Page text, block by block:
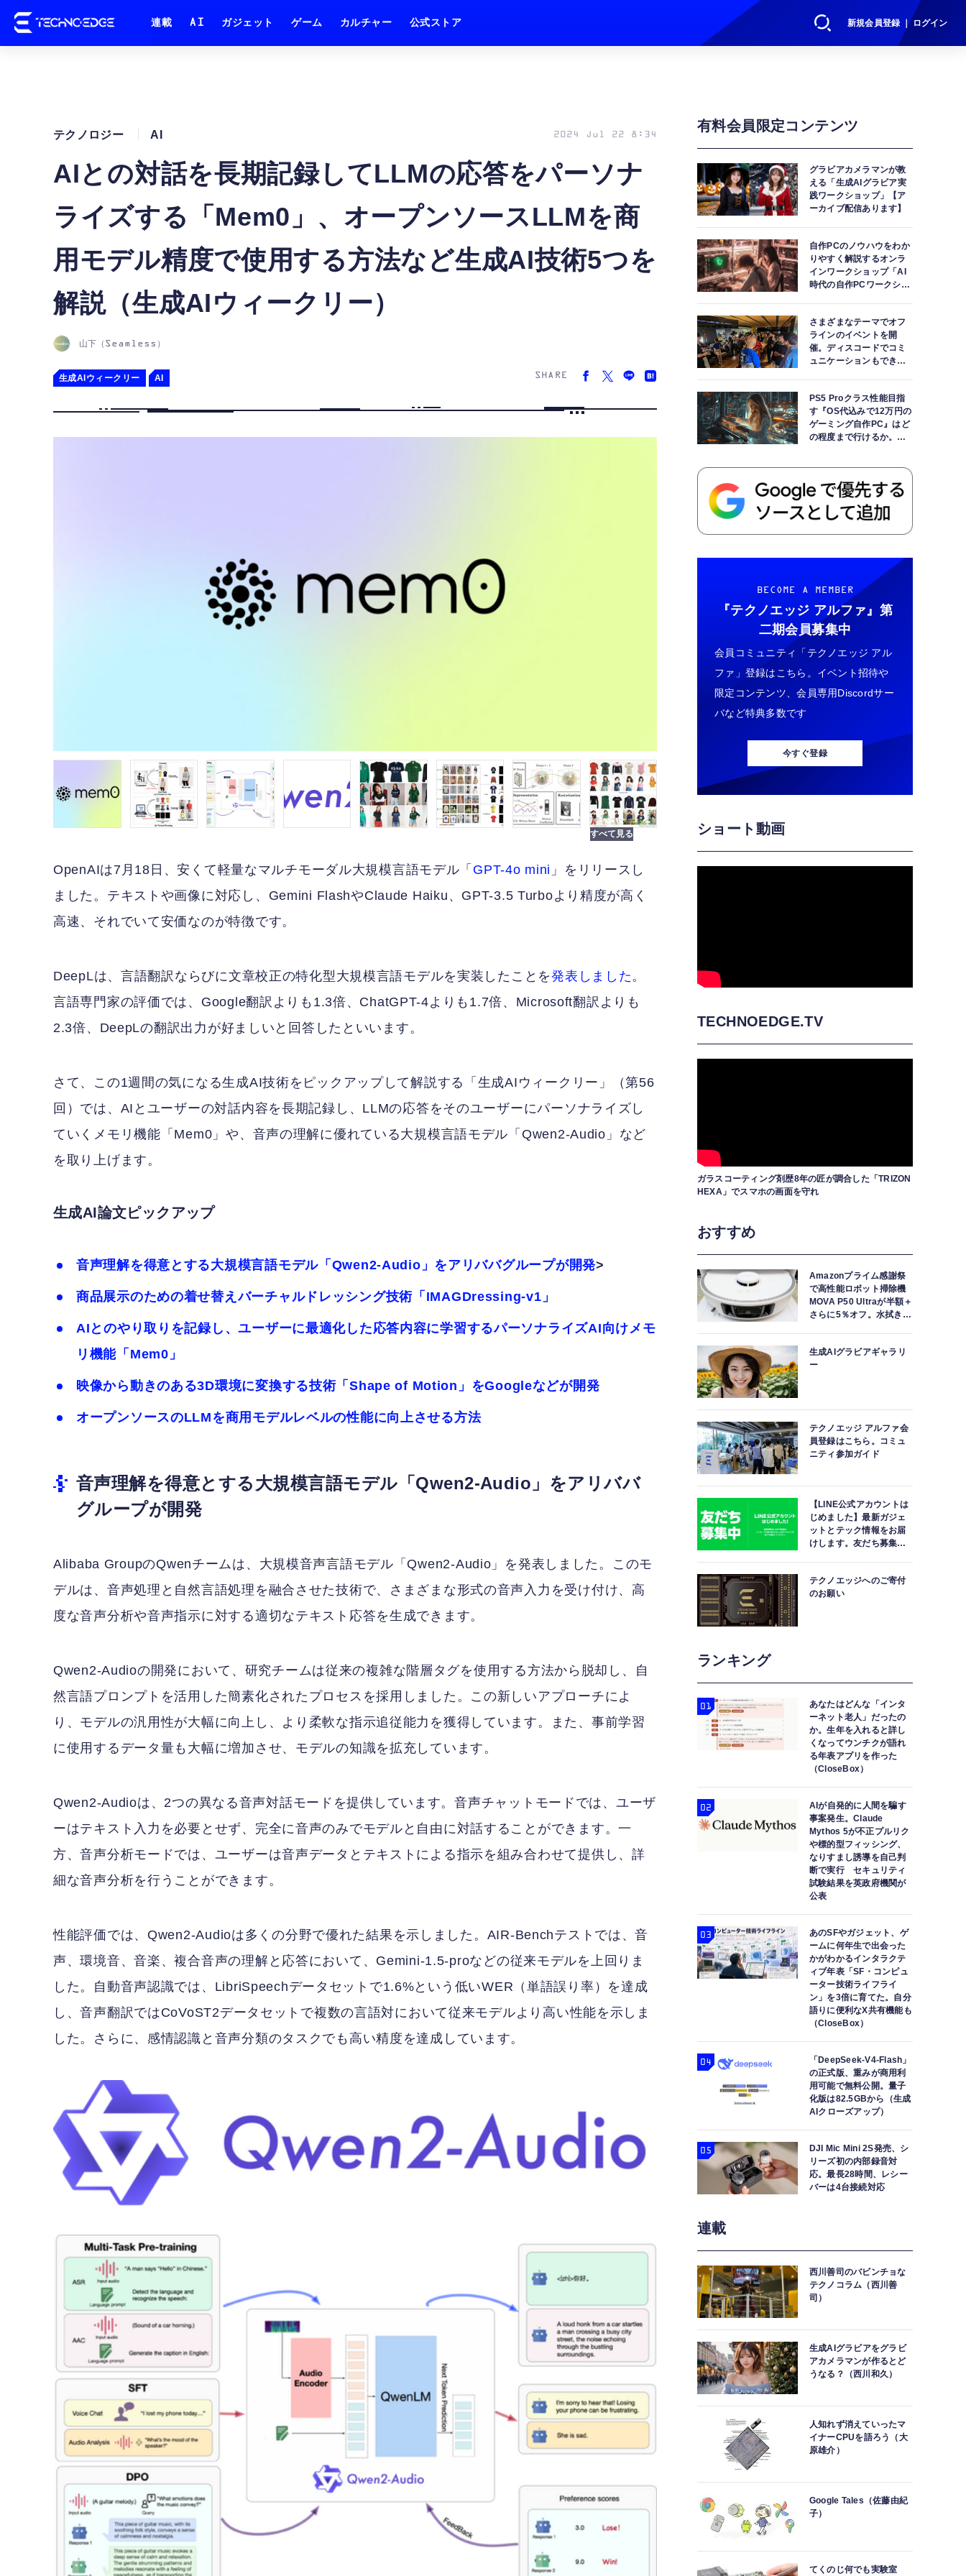
新規会員登録 ｜ ログイン
連載 AI ガジェット ゲーム カルチャー 公式ストア
AIとの対話を長期記録してLLMの応答をパーソナ
ライズする「Mem0」、オープンソースLLMを商
用モデル精度で使用する方法など生成AI技術5つを
解説（生成AIウィークリー）
テクノロジー AI 2024 Jul 22 8:34
山下（Seamless）
生成AIウィークリー AI SHARE
OpenAIは7月18日、安くて軽量なマルチモーダル大規模言語モデル「 GPT-4o mini 」をリリースし
ました。テキストや画像に対応し、Gemini FlashやClaude Haiku、GPT-3.5 Turboより精度が高く
高速、それでいて安価なのが特徴です。
DeepLは、言語翻訳ならびに文章校正の特化型大規模言語モデルを実装したことを発表しました。
言語専門家の評価では、Google翻訳よりも1.3倍、ChatGPT-4よりも1.7倍、Microsoft翻訳よりも
2.3倍、DeepLの翻訳出力が好ましいと回答したといいます。
さて、この1週間の気になる生成AI技術をピックアップして解説する「生成AIウィークリー」（第56
回）では、AIとユーザーの対話内容を長期記録し、LLMの応答をそのユーザーにパーソナライズし
ていくメモリ機能「Mem0」や、音声の理解に優れている大規模言語モデル「Qwen2-Audio」など
を取り上げます。
生成AI論文ピックアップ
音声理解を得意とする大規模言語モデル「Qwen2-Audio」をアリババグループが開発>
商品展示のための着せ替えバーチャルドレッシング技術「IMAGDressing-v1」
AIとのやり取りを記録し、ユーザーに最適化した応答内容に学習するパーソナライズAI向けメモ
リ機能「Mem0」
映像から動きのある3D環境に変換する技術「Shape of Motion」をGoogleなどが開発
オープンソースのLLMを商用モデルレベルの性能に向上させる方法
音声理解を得意とする大規模言語モデル「Qwen2-Audio」をアリババ
グループが開発
Alibaba GroupのQwenチームは、大規模音声言語モデル「Qwen2-Audio」を発表しました。このモ
デルは、音声処理と自然言語処理を融合させた技術で、さまざまな形式の音声入力を受け付け、高
度な音声分析や音声指示に対する適切なテキスト応答を生成できます。
Qwen2-Audioの開発において、研究チームは従来の複雑な階層タグを使用する方法から脱却し、自
然言語プロンプトを活用した簡素化されたプロセスを採用しました。この新しいアプローチによ
り、モデルの汎用性が大幅に向上し、より柔軟な指示追従能力を獲得しています。また、事前学習
に使用するデータ量も大幅に増加させ、モデルの知識を拡充しています。
Qwen2-Audioは、2つの異なる音声対話モードを提供しています。音声チャットモードでは、ユーザ
ーはテキスト入力を必要とせず、完全に音声のみでモデルと自由に対話することができます。一
方、音声分析モードでは、ユーザーは音声データとテキストによる指示を組み合わせて提供し、詳
細な音声分析を行うことができます。
性能評価では、Qwen2-Audioは多くの分野で優れた結果を示しました。AIR-Benchテストでは、音
声、環境音、音楽、複合音声の理解と応答において、Gemini-1.5-proなどの従来モデルを上回りま
した。自動音声認識では、LibriSpeechデータセットで1.6%という低いWER（単語誤り率）を達成
し、音声翻訳ではCoVoST2データセットで複数の言語対において従来モデルより高い性能を示しま
した。さらに、感情認識と音声分類のタスクでも高い精度を達成しています。
有料会員限定コンテンツ
グラビアカメラマンが教
える「生成AIグラビア実
践ワークショップ」【ア
ーカイブ配信あります】
自作PCのノウハウをわか
りやすく解説するオンラ
インワークショップ「AI
時代の自作PCワークショ
さまざまなテーマでオフ
ラインのイベントを開
催。ディスコードでコミ
ュニケーションもできま
PS5 Proクラス性能目指
す『OS代込みで12万円の
ゲーミング自作PC』はど
の程度まで行けるか。
BECOME A MEMBER
『テクノエッジ アルファ』 第
二期会員募集中
会員コミュニティ「テクノエッジ アル
ファ」登録はこちら。イベント招待や
限定コンテンツ、会員専用Discordサー
バなど特典多数です
今すぐ登録
ショート動画
TECHNOEDGE.TV
ガラスコーティング剤歴8年の匠が調合した「TRIZON
HEXA」でスマホの画面を守れ
おすすめ
Amazonプライム感謝祭
で高性能ロボット掃除機
MOVA P50 Ultraが半額＋
さらに5％オフ。水拭きモ
生成AIグラビアギャラリ
ー
テクノエッジ アルファ会
員登録はこちら。コミュ
ニティ参加ガイド
【LINE公式アカウントは
じめました】最新ガジェ
ットとテック情報をお届
けします。友だち募集
テクノエッジへのご寄付
のお願い
ランキング
あなたはどんな「インタ
ーネット老人」だったの
か。生年を入れると詳し
くなってウンチクが語れ
る年表アプリを作った
（CloseBox）
AIが自発的に人間を騙す
事案発生。Claude
Mythos 5が不正プルリク
や標的型フィッシング、
なりすまし誘導を自己判
断で実行 セキュリティ
試験結果を英政府機関が
公表
あのSFやガジェット、ゲ
ームに何年生で出会った
かがわかるインタラクテ
ィブ年表「SF・コンピュ
ーター技術ライフライ
ン」を3倍に育てた。自分
語りに便利なX共有機能も
（CloseBox）
「DeepSeek-V4-Flash」
の正式版、重みが商用利
用可能で無料公開。量子
化版は82.5GBから（生成
AIクローズアップ）
DJI Mic Mini 2S発売、シ
リーズ初の内部録音対
応。最長28時間、レシー
バーは4台接続対応
連載
西川善司のバビンチョな
テクノコラム（西川善
司）
生成AIグラビアをグラビ
アカメラマンが作るとど
うなる？（西川和久）
人知れず消えていったマ
イナーCPUを語ろう（大
原雄介）
Google Tales（佐藤由紀
子）
てくのじ何でも実験室